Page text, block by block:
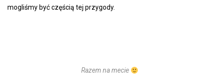
mogliśmy być częścią tej przygody.
Razem na mecie